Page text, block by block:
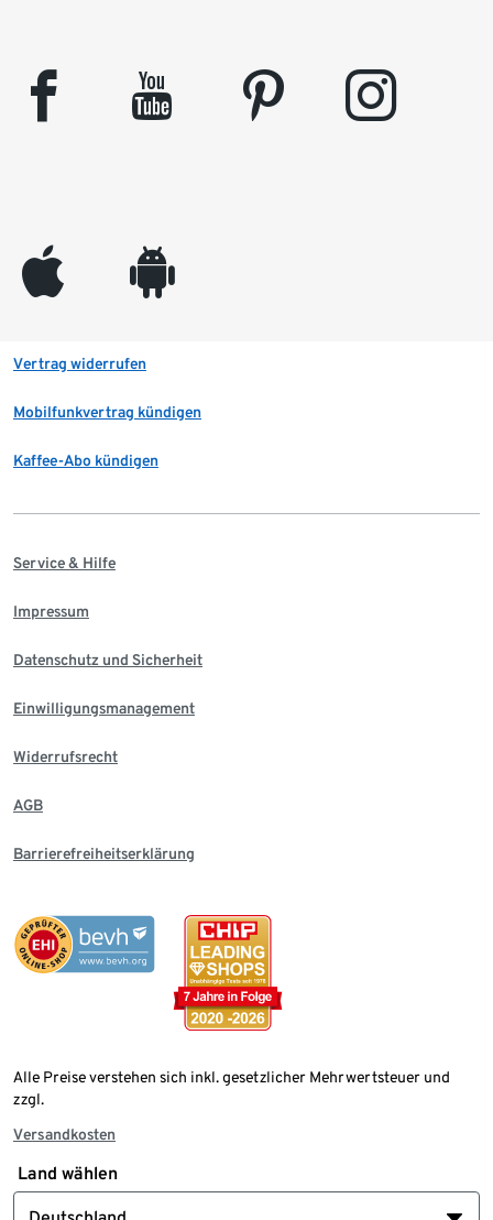
facebook youtube pinterest instagram
appleinc android
Vertrag widerrufen
Mobilfunkvertrag kündigen
Kaffee-Abo kündigen
Service & Hilfe
Impressum
Datenschutz und Sicherheit
Einwilligungsmanagement
Widerrufsrecht
AGB
Barrierefreiheitserklärung
Alle Preise verstehen sich inkl. gesetzlicher Mehrwertsteuer und
zzgl.
Versandkosten
Land wählen